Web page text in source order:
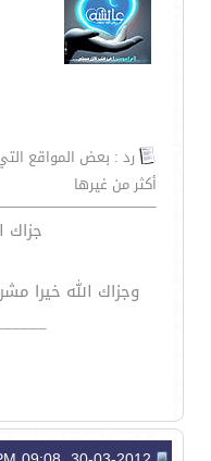
رد : بعض المواقع
أكثر من غيرها
جزاك
وجزاك الله خيرا